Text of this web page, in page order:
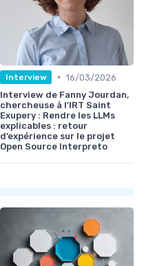
Interview • 16/03/2026
Interview de Fanny Jourdan,
chercheuse à l'IRT Saint
Exupery : Rendre les LLMs
explicables : retour
d’expérience sur le projet
Open Source Interpreto